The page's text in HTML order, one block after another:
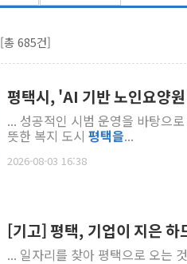
[총 685건]
평택시, 'AI 기반 노인요양
... 성공적인 시범 운영을 바탕으
뜻한 복지 도시 평택을...
2026-08-03 16:38
[기고] 평택, 기업이 지은 하
... 일자리를 찾아 평택으로 오는